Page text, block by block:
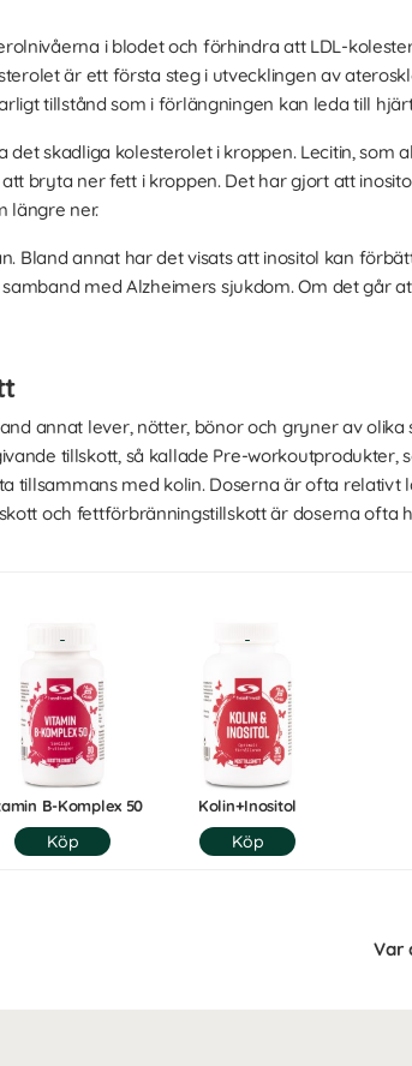
i blodet och förhindra att LDL-
är ett första steg i utvecklingen av
tillstånd som i förlängningen kan leda till
skadliga kolesterolet i kroppen. Lecitin, som
bryta ner fett i kroppen. Det har gjort att
längre ner.
Bland annat har det visats att inositol kan
med Alzheimers sjukdom. Om det går
annat lever, nötter, bönor och gryner av olika
tillskott, så kallade Pre-workoutprodukter,
tillsammans med kolin. Doserna är ofta relativt
och fettförbränningstillskott är doserna ofta
B-Komplex 50 Kolin+Inositol
Var